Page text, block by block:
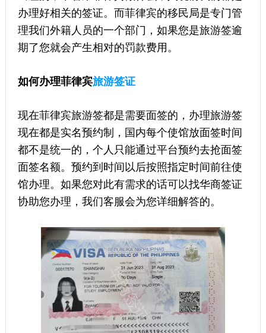
办理好相关的签证。而菲律宾的移民局是专门管
理我们外籍人员的一个部门，如果您是旅游签逾
期了您就会产生相对的罚款费用。
如何办理菲律宾旅游签证
现在菲律宾旅游签都是需要面签的，办理旅游签
现在都是实名预约制，国内每个使馆放面签时间
都不是统一的，个人只能通过平台预约去抢面签
面签名额。预约到时间以后按照指定时间前往使
馆办理。如果您对此有需求的话可以找华商签证
协助您办理，我们客服会为您详细解答的。